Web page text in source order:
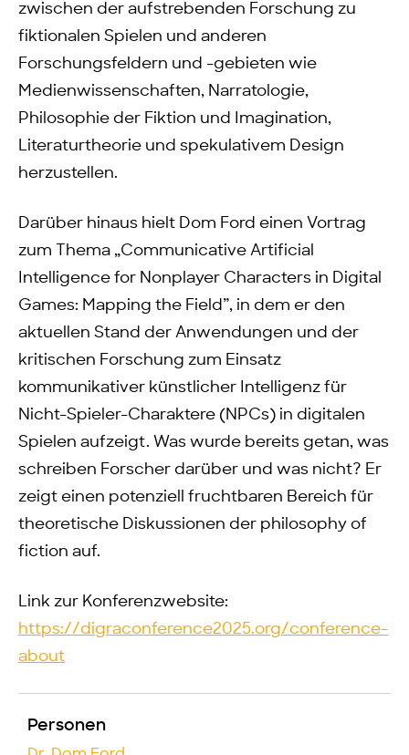
zwischen der aufstrebenden Forschung zu
fiktionalen Spielen und anderen
Forschungsfeldern und -gebieten wie
Medienwissenschaften, Narratologie,
Philosophie der Fiktion und Imagination,
Literaturtheorie und spekulativem Design
herzustellen.
Darüber hinaus hielt Dom Ford einen Vortrag
zum Thema „Communicative Artificial
Intelligence for Nonplayer Characters in Digital
Games: Mapping the Field”, in dem er den
aktuellen Stand der Anwendungen und der
kritischen Forschung zum Einsatz
kommunikativer künstlicher Intelligenz für
Nicht-Spieler-Charaktere (NPCs) in digitalen
Spielen aufzeigt. Was wurde bereits getan, was
schreiben Forscher darüber und was nicht? Er
zeigt einen potenziell fruchtbaren Bereich für
theoretische Diskussionen der philosophy of
fiction auf.
Link zur Konferenzwebsite:
https://digraconference2025.org/conference-
about
Personen